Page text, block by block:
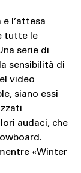
l’attesa
tutte le
serie di
sensibilità di
video
siano essi
audaci, che
«Winter